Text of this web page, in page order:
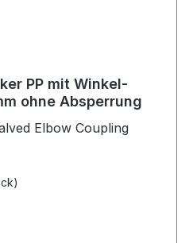
PP mit Winkel-
ohne Absperrung
Elbow Coupling